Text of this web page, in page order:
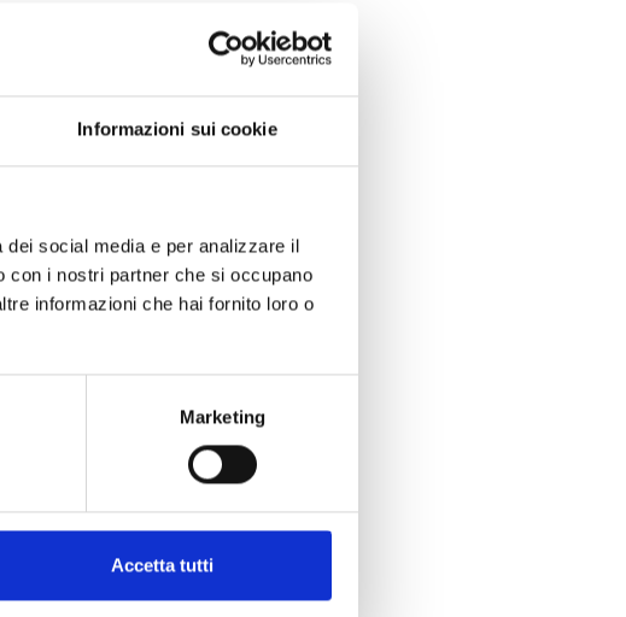
Informazioni sui cookie
social media e per analizzare il
con i nostri partner che si occupano
informazioni che hai fornito loro o
Marketing
Accetta tutti